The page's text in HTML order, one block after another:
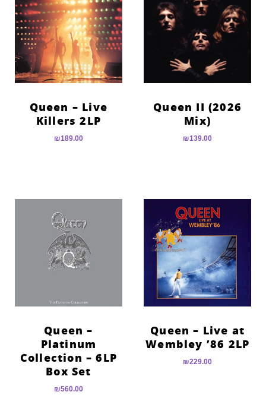
format_underlined הוסף קו תחתון לקישורים
סמן קישורים
כל
Queen II (2026
Mix)
₪139.00
Queen – Live
Killers 2LP
₪189.00
Queen – Live at
Wembley ’86 2LP
₪229.00
Queen –
Platinum
Collection – 6LP
Box Set‏
₪560.00